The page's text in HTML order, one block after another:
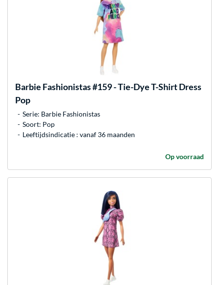
Barbie Fashionistas #159 - Tie-Dye T-Shirt Dress
Pop
Serie: Barbie Fashionistas
Soort: Pop
Leeftijdsindicatie : vanaf 36 maanden
Op voorraad